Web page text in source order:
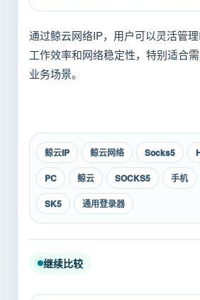
通过鲸云网络IP，用户可以灵活管
工作效率和网络稳定性，特别适合
业务场景。
鲸云IP 鲸云网络 Socks5
PC
鲸云 SOCKS5 手机
SK5
通用登录器
继续比较